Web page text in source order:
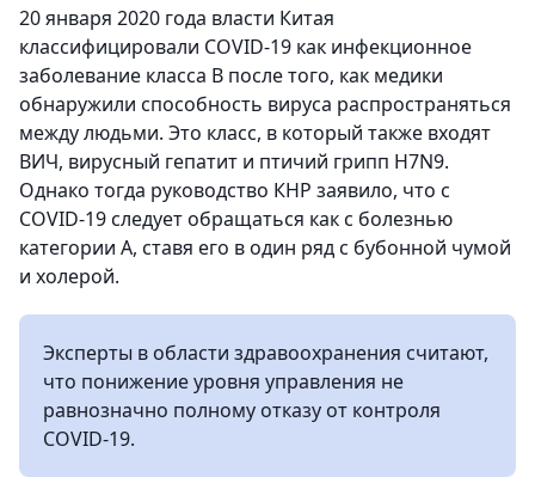
20 января 2020 года власти Китая
классифицировали COVID-19 как инфекционное
заболевание класса B после того, как медики
обнаружили способность вируса распространяться
между людьми. Это класс, в который также входят
ВИЧ, вирусный гепатит и птичий грипп H7N9.
Однако тогда руководство КНР заявило, что с
COVID-19 следует обращаться как с болезнью
категории А, ставя его в один ряд с бубонной чумой
и холерой.
Эксперты в области здравоохранения считают,
что понижение уровня управления не
равнозначно полному отказу от контроля
COVID-19.